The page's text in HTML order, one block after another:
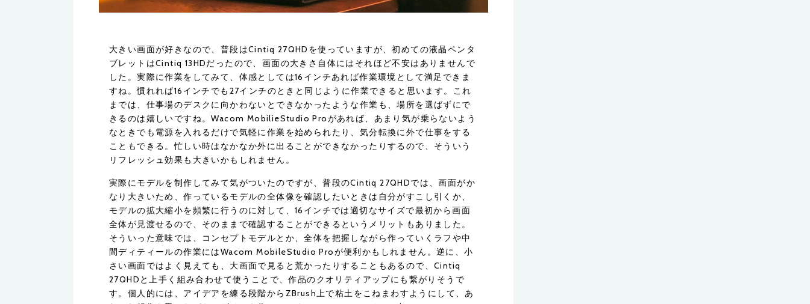
大きい画面が好きなので、普段はCintiq 27QHDを使っていますが、初めての液晶ペンタ
ブレットはCintiq 13HDだったので、画面の大きさ自体にはそれほど不安はありませんで
した。実際に作業をしてみて、体感としては16インチあれば作業環境として満足できま
すね。慣れれば16インチでも27インチのときと同じように作業できると思います。これ
までは、仕事場のデスクに向かわないとできなかったような作業も、場所を選ばずにで
きるのは嬉しいですね。Wacom MobilieStudio Proがあれば、あまり気が乗らないよう
なときでも電源を入れるだけで気軽に作業を始められたり、気分転換に外で仕事をする
こともできる。忙しい時はなかなか外に出ることができなかったりするので、そういう
リフレッシュ効果も大きいかもしれません。
実際にモデルを制作してみて気がついたのですが、普段のCintiq 27QHDでは、画面がか
なり大きいため、作っているモデルの全体像を確認したいときは自分がすこし引くか、
モデルの拡大縮小を頻繁に行うのに対して、16インチでは適切なサイズで最初から画面
全体が見渡せるので、そのままで確認することができるというメリットもありました。
そういった意味では、コンセプトモデルとか、全体を把握しながら作っていくラフや中
間ディティールの作業にはWacom MobileStudio Proが便利かもしれません。逆に、小
さい画面ではよく見えても、大画面で見ると荒かったりすることもあるので、Cintiq
27QHDと上手く組み合わせて使うことで、作品のクオリティアップにも繋がりそうで
す。個人的には、アイデアを練る段階からZBrush上で粘土をこねまわすようにして、あ